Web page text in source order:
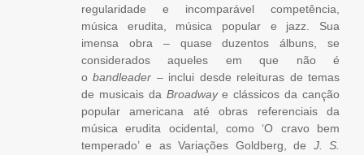
regularidade e incomparável competência,
música erudita, música popular e jazz. Sua
imensa obra – quase duzentos álbuns, se
considerados aqueles em que não é
obandleader – inclui desde releituras de temas
de musicais da Broadwaye clássicos da canção
popular americana até obras referenciais da
música erudita ocidental, como ‘O cravo bem
temperado’ e as Variações Goldberg, de J. S.